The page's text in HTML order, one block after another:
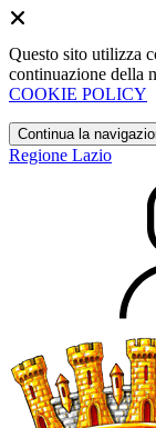
Questo sito utilizza
continuazione della
COOKIE POLICY
Continua la
Regione Lazio